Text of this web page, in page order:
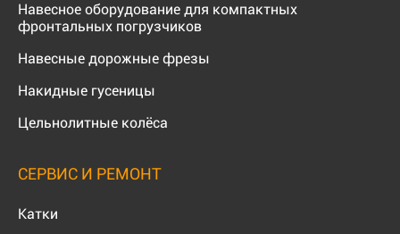
Навесное оборудование для компактных
фронтальных погрузчиков
Навесные дорожные фрезы
Накидные гусеницы
Цельнолитные колёса
СЕРВИС И РЕМОНТ
Катки